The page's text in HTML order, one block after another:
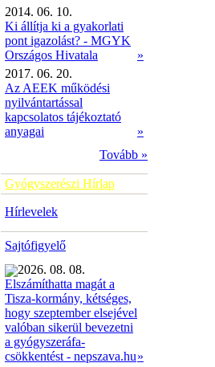
2014. 06. 10.
Ki állítja ki a gyakorlati
pont igazolást? - MGYK
Országos Hivatala
»
2017. 06. 20.
Az AEEK működési
nyilvántartással
kapcsolatos tájékoztató
anyagai
»
Tovább »
Gyógyszerészi Hírlap
Hírlevelek
Sajtófigyelő
2026. 08. 08.
Elszámíthatta magát a
Tisza-kormány, kétséges,
hogy szeptember elsejével
valóban sikerül bevezetni
a gyógyszeráfa-
csökkentést - nepszava.hu»